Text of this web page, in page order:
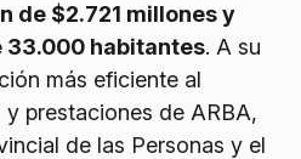
de $2.721 millones y
33.000 habitantes. A su
más eficiente al
prestaciones de ARBA,
de las Personas y el